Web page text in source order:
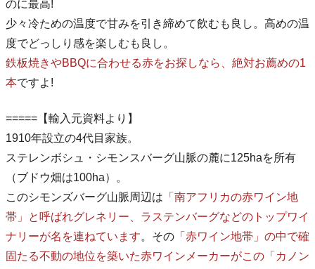
のに最高!
少々冷ための温度で甘みを引き締めて飲むも良し。高めの温
度でどっしり感を楽しむも良し。
鉄板焼きやBBQに合わせる赤をお探しなら、絶対お薦めの1
本ですよ!
=====【輸入元資料より】
1910年設立の4代目家族。
ステレンボシュ・シモンスバーグ山脈の麓に125haを所有
（ブドウ畑は100ha）。
このシモンズバーグ山脈周辺は 「南アフリカの赤ワイン地
帯」と呼ばれグレネリー、ラステンバーグなどのトップワイ
ナリーが名を連ねています。その 「赤ワイン地帯」の中で確
固たる不動の地位を築いた赤ワインメーカーがこの「カノン